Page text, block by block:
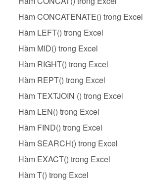
Hàm CONCATENATE() trong Excel
Hàm LEFT() trong Excel
Hàm MID() trong Excel
Hàm RIGHT() trong Excel
Hàm REPT() trong Excel
Hàm TEXTJOIN () trong Excel
Hàm LEN() trong Excel
Hàm FIND() trong Excel
Hàm SEARCH() trong Excel
Hàm EXACT() trong Excel
Hàm T() trong Excel